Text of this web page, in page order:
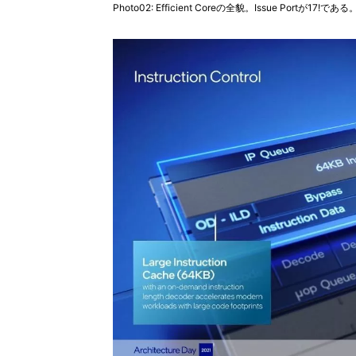
Photo02: Efficient Coreの全貌。Issue Portが17!である